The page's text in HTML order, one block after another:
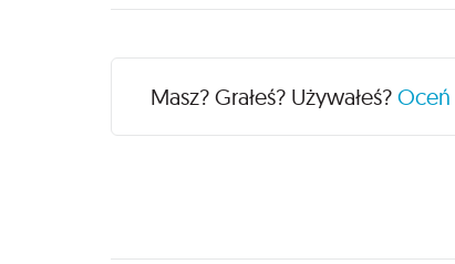
Recenzje
Masz? Grałeś? Używałeś? Oceń